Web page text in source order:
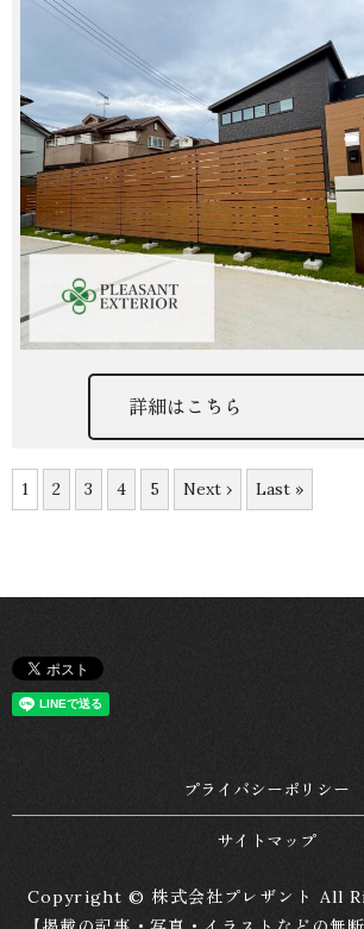
詳細はこちら
1 2 3 4 5 Next › Last »
プライバシーポリシー
サイトマップ
Copyright © 株式会社プレザント All